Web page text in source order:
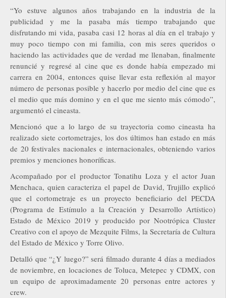
“Yo estuve algunos años trabajando en la industria de la
publicidad y me la pasaba más tiempo trabajando que
disfrutando mi vida, pasaba casi 12 horas al día en el trabajo y
muy poco tiempo con mi familia, con mis seres queridos o
haciendo las actividades que de verdad me llenaban, finalmente
renuncié y regresé al cine que es donde había empezado mi
carrera en 2004, entonces quise llevar esta reflexión al mayor
número de personas posible y hacerlo por medio del cine que es
el medio que más domino y en el que me siento más cómodo”,
argumentó el cineasta.
Mencionó que a lo largo de su trayectoria como cineasta ha
realizado siete cortometrajes, los dos últimos han estado en más
de 20 festivales nacionales e internacionales, obteniendo varios
premios y menciones honoríficas.
Acompañado por el productor Tonatihu Loza y el actor Juan
Menchaca, quien caracteriza el papel de David, Trujillo explicó
que el cortometraje es un proyecto beneficiario del PECDA
(Programa de Estímulo a la Creación y Desarrollo Artístico)
Estado de México 2019 y producido por Nootrópica Cluster
Creativo con el apoyo de Mezquite Films, la Secretaría de Cultura
del Estado de México y Torre Olivo.
Detalló que “¿Y luego?” será filmado durante 4 días a mediados
de noviembre, en locaciones de Toluca, Metepec y CDMX, con
un equipo de aproximadamente 20 personas entre actores y
crew.